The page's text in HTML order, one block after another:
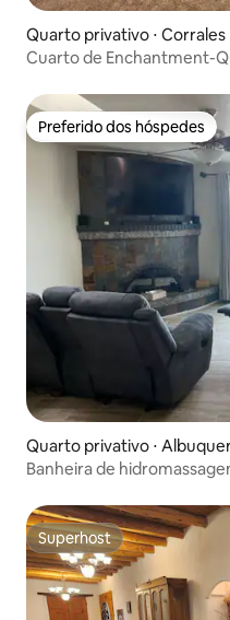
Quarto privativo ⋅ Corrales
Cuarto de Enchantment-
Preferido dos hóspedes
Preferido dos hóspedes
Quarto privativo ⋅
Banheira de
trilhas!
Superhost
Superhost